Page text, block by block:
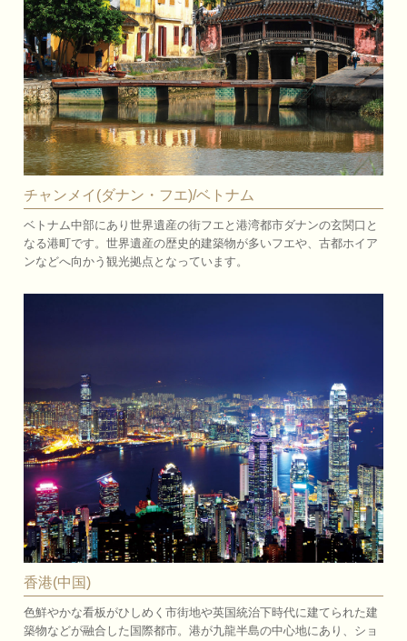
チャンメイ(ダナン・フエ)/ベトナム
ベトナム中部にあり世界遺産の街フエと港湾都市ダナンの玄関口と
なる港町です。世界遺産の歴史的建築物が多いフエや、古都ホイア
ンなどへ向かう観光拠点となっています。
香港(中国)
色鮮やかな看板がひしめく市街地や英国統治下時代に建てられた建
築物などが融合した国際都市。港が九龍半島の中心地にあり、ショ